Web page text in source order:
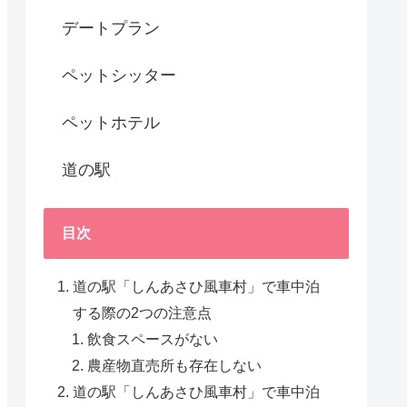
デートプラン
ペットシッター
ペットホテル
道の駅
目次
道の駅「しんあさひ風車村」で車中泊
する際の2つの注意点
飲食スペースがない
農産物直売所も存在しない
道の駅「しんあさひ風車村」で車中泊